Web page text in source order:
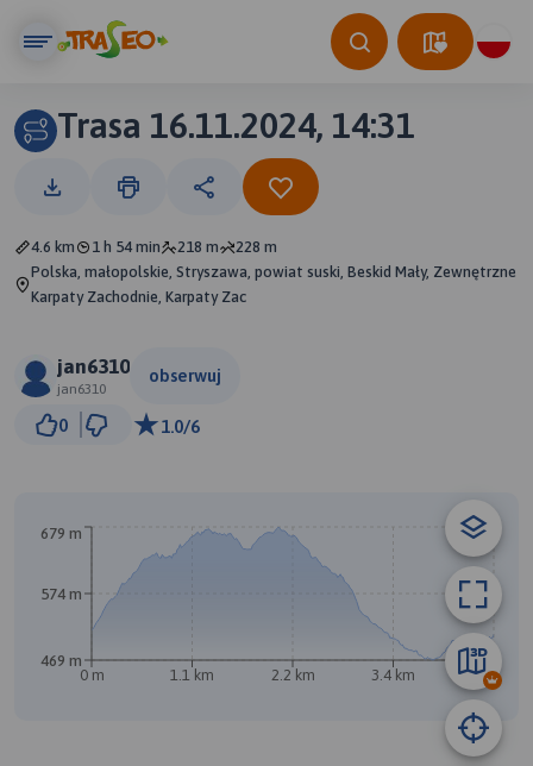
Trasa 16.11.2024, 14:31
4.6 km 1 h 54 min 218 m
228 m
Polska, małopolskie, Stryszawa, powiat suski, Beskid Mały, Zewnętrzne
Karpaty Zachodnie, Karpaty Zac
jan6310
jan6310
obserwuj
0 1.0/6
0 m 1.1 km 2.2 km 3.4 km 4.5 km
469 m
574 m
679 m